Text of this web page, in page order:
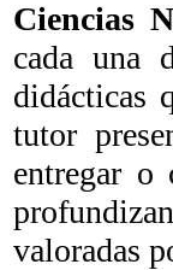
Ciencias
cada una
didácticas
tutor
entregar o
valoradas